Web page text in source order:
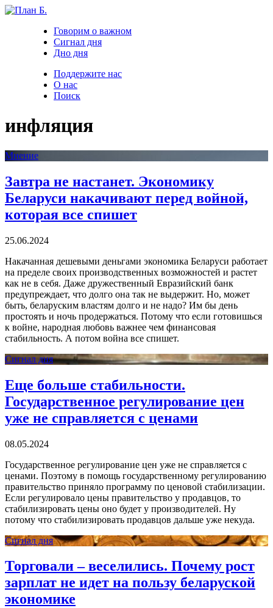
Говорим о важном
Сигнал дня
Дно дня
Поддержите нас
О нас
Поиск
инфляция
Мнение
Завтра не настанет. Экономику
Беларуси накачивают перед войной,
которая все спишет
25.06.2024
Накачанная дешевыми деньгами экономика Беларуси работает
на пределе своих производственных возможностей и растет
как не в себя. Даже дружественный Евразийский банк
предупреждает, что долго она так не выдержит. Но, может
быть, беларуским властям долго и не надо? Им бы день
простоять и ночь продержаться. Потому что если готовишься
к войне, народная любовь важнее чем финансовая
стабильность. А потом война все спишет.
Сигнал дня
Еще больше стабильности.
Государственное регулирование цен
уже не справляется с ценами
08.05.2024
Государственное регулирование цен уже не справляется с
ценами. Поэтому в помощь государственному регулированию
правительство приняло программу по ценовой стабилизации.
Если регулировало цены правительство у продавцов, то
стабилизировать цены оно будет у производителей. Ну
потому что стабилизировать продавцов дальше уже некуда.
Сигнал дня
Торговали – веселились. Почему рост
зарплат не идет на пользу беларуской
экономике